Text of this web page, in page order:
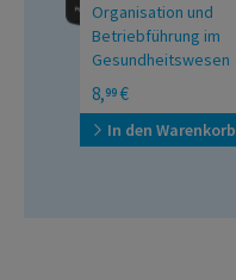
Organisation und
Betriebführung im
Gesundheitswesen
für Pflege- Gesundheits-
und Sozialberufe
8,99 €
In den Warenkorb